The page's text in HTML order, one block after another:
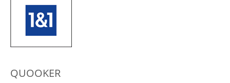
QUOOKER